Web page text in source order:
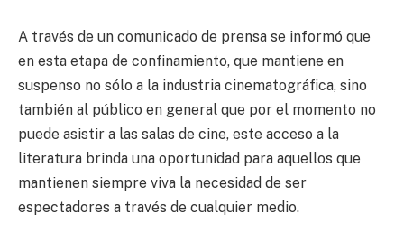
A través de un comunicado de prensa se informó que
en esta etapa de confinamiento, que mantiene en
suspenso no sólo a la industria cinematográfica, sino
también al público en general que por el momento no
puede asistir a las salas de cine, este acceso a la
literatura brinda una oportunidad para aquellos que
mantienen siempre viva la necesidad de ser
espectadores a través de cualquier medio.